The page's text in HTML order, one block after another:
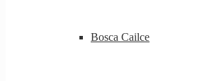
Bosca Cailce